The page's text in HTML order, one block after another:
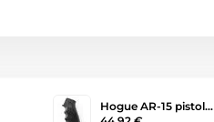
Hogue AR-15 pistol…